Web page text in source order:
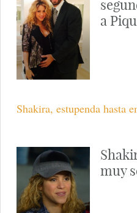
a
Shakira, estupenda hasta
muy